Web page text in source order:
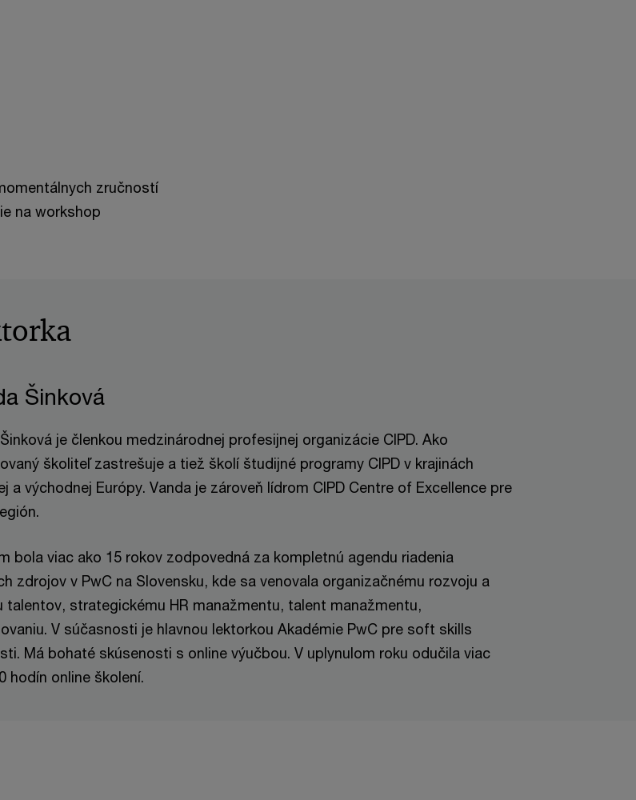
zručností
na workshop
Šinková
je členkou medzinárodnej profesijnej organizácie CIPD. Ako
školiteľ zastrešuje a tiež školí študijné programy CIPD v krajinách
a východnej Európy. Vanda je zároveň lídrom CIPD Centre of Excellence pre
bola viac ako 15 rokov zodpovedná za kompletnú agendu riadenia
zdrojov v PwC na Slovensku, kde sa venovala organizačnému rozvoju a
talentov, strategickému HR manažmentu, talent manažmentu,
V súčasnosti je hlavnou lektorkou Akadémie PwC pre soft skills
Má bohaté skúsenosti s online výučbou. V uplynulom roku odučila viac
hodín online školení.